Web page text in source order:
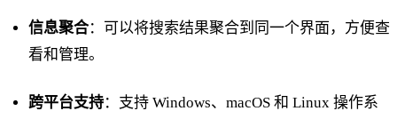
信息聚合：可以将搜索结果聚合到同一个界面，方便查
看和管理。
跨平台支持：支持 Windows、macOS 和 Linux 操作系